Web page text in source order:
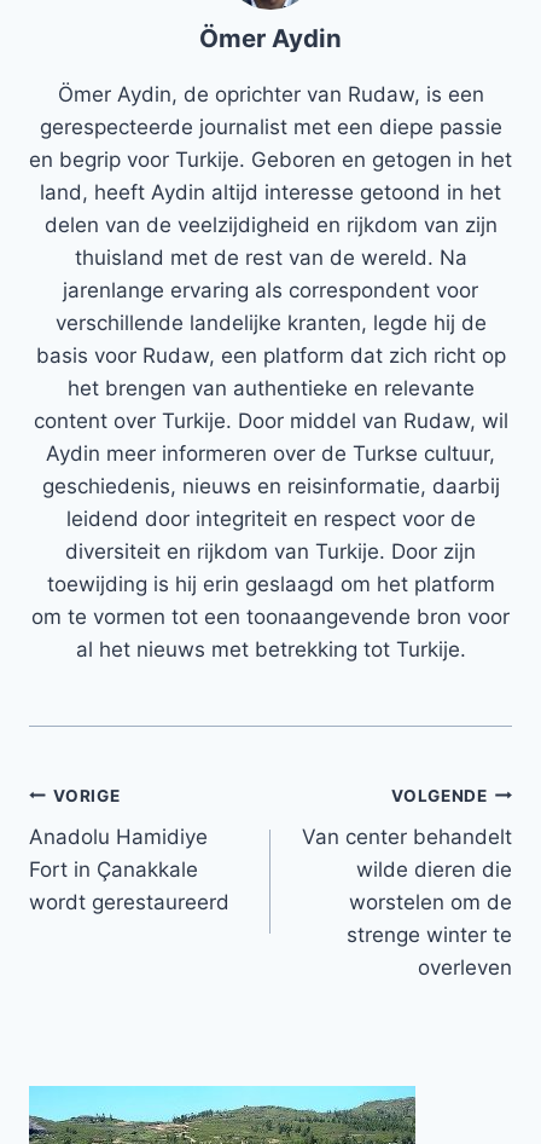
Ömer Aydin
Ömer Aydin, de oprichter van Rudaw, is een
gerespecteerde journalist met een diepe passie
en begrip voor Turkije. Geboren en getogen in het
land, heeft Aydin altijd interesse getoond in het
delen van de veelzijdigheid en rijkdom van zijn
thuisland met de rest van de wereld. Na
jarenlange ervaring als correspondent voor
verschillende landelijke kranten, legde hij de
basis voor Rudaw, een platform dat zich richt op
het brengen van authentieke en relevante
content over Turkije. Door middel van Rudaw, wil
Aydin meer informeren over de Turkse cultuur,
geschiedenis, nieuws en reisinformatie, daarbij
leidend door integriteit en respect voor de
diversiteit en rijkdom van Turkije. Door zijn
toewijding is hij erin geslaagd om het platform
om te vormen tot een toonaangevende bron voor
al het nieuws met betrekking tot Turkije.
Bericht
navigatie
VORIGE
Anadolu Hamidiye
Fort in Çanakkale
wordt gerestaureerd
VOLGENDE
Van center behandelt
wilde dieren die
worstelen om de
strenge winter te
overleven